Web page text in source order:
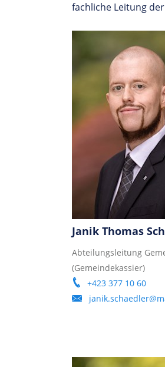
fachliche Leitung
Janik Thomas
Abteilungsleitung
(Gemeindekassier)
+423 377 10 60